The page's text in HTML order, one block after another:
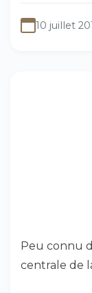
10 juillet
Peu connu
centrale de